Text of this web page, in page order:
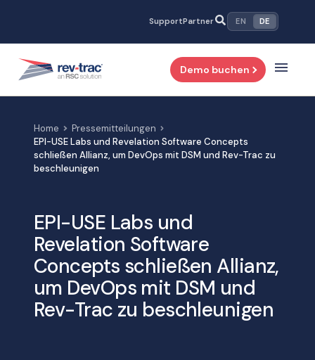
springen
SupportPartner EN DE
Demo buchen
Home
Pressemitteilungen
EPI-USE Labs und Revelation Software Concepts
schließen Allianz, um DevOps mit DSM und Rev-Trac zu
beschleunigen
EPI-USE Labs und
Revelation Software
Concepts schließen Allianz,
um DevOps mit DSM und
Rev-Trac zu beschleunigen